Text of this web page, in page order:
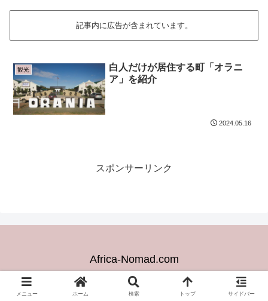
記事内に広告が含まれています。
観光
白人だけが居住する町「オラニ
ア」を紹介
2024.05.16
スポンサーリンク
Africa-Nomad.com
© 2024 Africa-Nomad.com.
メニュー ホーム 検索 トップ サイドバー